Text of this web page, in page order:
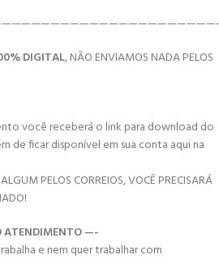
DIGITAL, NÃO ENVIAMOS NADA PELOS
você receberá o link para download do
de ficar disponível em sua conta aqui na
PELOS CORREIOS, VOCÊ PRECISARÁ
ATENDIMENTO —-
e nem quer trabalhar com